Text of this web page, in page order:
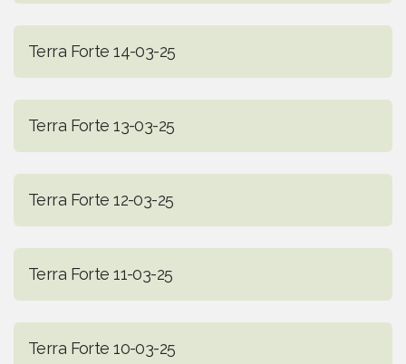
Terra Forte 14-03-25
Terra Forte 13-03-25
Terra Forte 12-03-25
Terra Forte 11-03-25
Terra Forte 10-03-25